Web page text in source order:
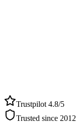
Trustpilot 4.8/5
Trusted since 2012